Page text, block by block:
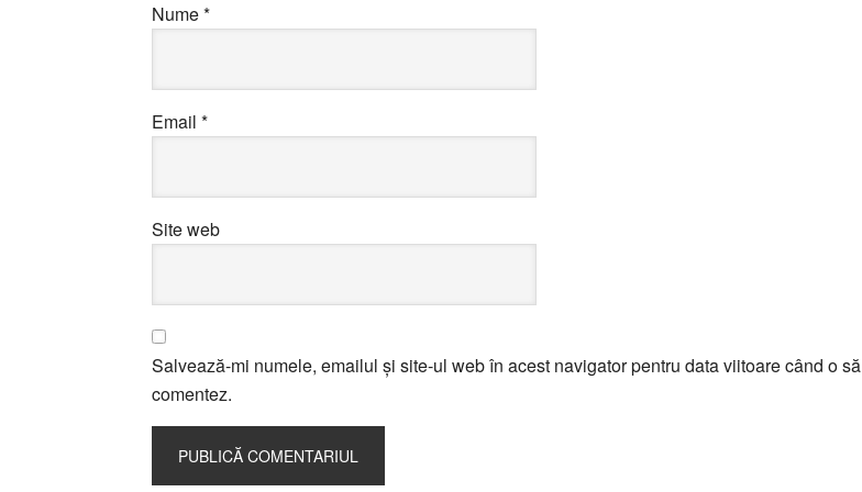
Nume*
Email *
Site web
Salvează-mi numele, emailul și site-ul web în acest navigator pentru data viitoare când o să
comentez.